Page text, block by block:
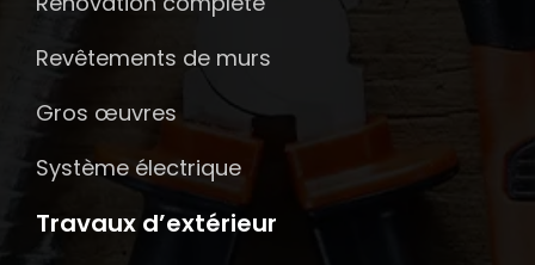
Revêtements de murs
Gros œuvres
Système électrique
Travaux d’extérieur